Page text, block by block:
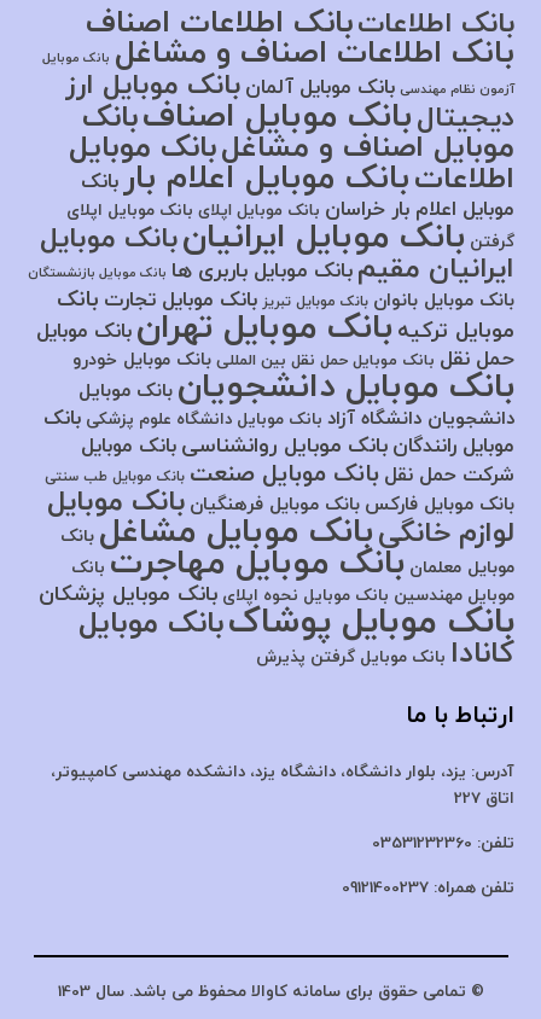
بانک اطلاعاتبانک اطلاعات اصناف
بانک اطلاعات اصناف و مشاغل بانک موبایل
آزمون نظام مهندسی بانک موبایل آلمان بانک موبایل ارز
دیجیتالبانک موبایل اصنافبانک
موبایل اصناف و مشاغلبانک موبایل
اطلاعاتبانک موبایل اعلام باربانک
موبایل اعلام بار خراسان بانک موبایل اپلای بانک موبایل اپلای
گرفتن بانک موبایل ایرانیانبانک موبایل
ایرانیان مقیم بانک موبایل باربری ها بانک موبایل بازنشستگان
بانک موبایل بانوان بانک موبایل تبریز بانک موبایل تجارت بانک
موبایل ترکیه بانک موبایل تهران بانک موبایل
حمل نقل بانک موبایل حمل نقل بین المللی بانک موبایل خودرو
بانک موبایل دانشجویان بانک موبایل
دانشجویان دانشگاه آزاد بانک موبایل دانشگاه علوم پزشکی بانک
موبایل رانندگان بانک موبایل روانشناسی بانک موبایل
شرکت حمل نقل بانک موبایل صنعت بانک موبایل طب سنتی
بانک موبایل فارکس بانک موبایل فرهنگیان بانک موبایل
لوازم خانگیبانک موبایل مشاغلبانک
موبایل معلمان بانک موبایل مهاجرت بانک
موبایل مهندسین بانک موبایل نحوه اپلای بانک موبایل پزشکان
بانک موبایل پوشاکبانک موبایل
کانادا بانک موبایل گرفتن پذیرش
ارتباط با ما
آدرس: یزد، بلوار دانشگاه، دانشگاه یزد،دانشکده مهندسی کامپیوتر،
اتاق 227
تلفن: 03531232360
تلفن همراه: 09121400237
© تمامی حقوق برای سامانه کاوالا محفوظ می باشد. سال 1403